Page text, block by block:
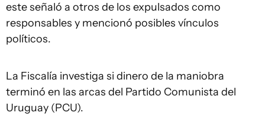
este señaló a otros de los expulsados como
responsables y mencionó posibles vínculos
políticos.
La Fiscalía investiga si dinero de la maniobra
terminó en las arcas del Partido Comunista del
Uruguay (PCU).